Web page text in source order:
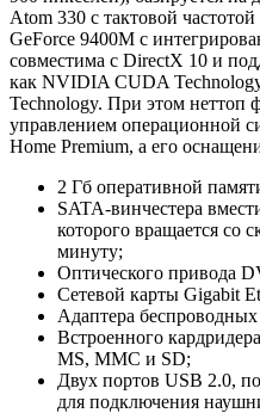
Atom 330 с тактовой
GeForce 9400M с
совместима с DirectX 10 и
как NVIDIA CUDA
Technology. При этом неттоп
управлением операционной
Home Premium, а его
2 Гб оперативной
SATA-винчестера
которого вращается со
минуту;
Оптического привода
Сетевой карты Gigabit
Адаптера
Встроенного
MS, MMC и SD;
Двух портов USB 2.0,
для подключения